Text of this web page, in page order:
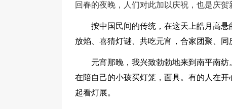
回春的夜晚，人们对此加以庆祝，也是庆贺
按中国民间的传统，在这天上皓月高
放焰、喜猜灯谜、共吃元宵，合家团聚、同
元宵那晚，我兴致勃勃地来到南平南
在陪自己的小孩买灯笼，面具。有的人在
起看灯展。